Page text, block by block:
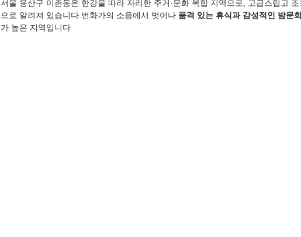
서울 용산구 이촌동은 한강을 따라 자리한 주거·문화 복합 지역으로, 고급스럽고
으로 알려져 있습니다.번화가의 소음에서 벗어나 품격 있는 휴식과 감성적인 밤문
가 높은 지역입니다.